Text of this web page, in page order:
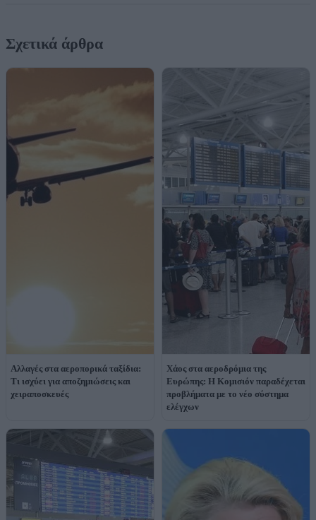
Σχετικά άρθρα
Αλλαγές στα αεροπορικά ταξίδια:
Τι ισχύει για αποζημιώσεις και
χειραποσκευές
Χάος στα αεροδρόμια της
Ευρώπης: Η Κομισιόν παραδέχεται
προβλήματα με το νέο σύστημα
ελέγχων